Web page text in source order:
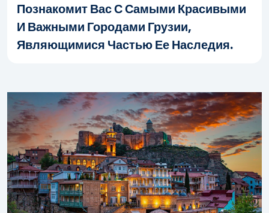
Познакомит Вас С Самыми Красивыми
И Важными Городами Грузии,
Являющимися Частью Ее Наследия.